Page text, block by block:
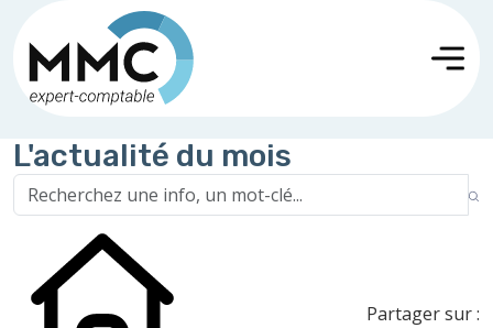
L'actualité du mois
Partager sur :